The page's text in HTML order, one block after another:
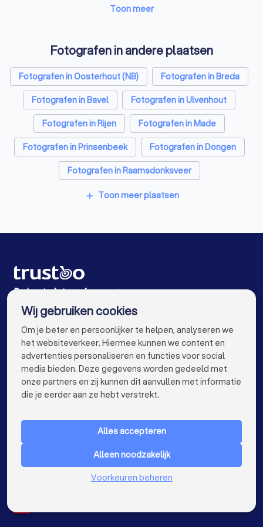
Schoonmaakbedrijven in Teteringen
Elektriciens in Teteringen
Energielabel adviseurs in Teteringen
Rijscholen in Teteringen
Advocaten in Teteringen
Toon meer
Fotografen in andere plaatsen
Fotografen in Oosterhout (NB)
Fotografen in Breda
Fotografen in Bavel
Fotografen in Ulvenhout
Fotografen in Rijen
Fotografen in Made
Fotografen in Prinsenbeek
Fotografen in Dongen
Fotografen in Raamsdonksveer
Fotografen in Etten-Leur
Fotografen in Utrecht
Fotografen in Tilburg
Fotografen in Groningen
Fotografen in Almere
Fotografen in Nijmegen
Fotografen in Enschede
Fotografen in Haarlem
Fotografen in Arnhem
Fotografen in Amersfoort
Fotografen in Apeldoorn
Fotografen in Den Bosch
Fotografen in Dordrecht
Fotografen in Zoetermeer
Fotografen bij jou in de buurt
add Toon meer plaatsen
De beste fotografen voor jou
VOOR PARTICULIEREN keyboard_arrow_down
Nederland
Wij gebruiken cookies
Om je beter en persoonlijker te helpen, analyseren we
het websiteverkeer. Hiermee kunnen we content en
advertenties personaliseren en functies voor social
media bieden. Deze gegevens worden gedeeld met
onze partners en zij kunnen dit aanvullen met informatie
die je eerder aan ze hebt verstrekt.
Alles accepteren
Alleen noodzakelijk
Voorkeuren beheren